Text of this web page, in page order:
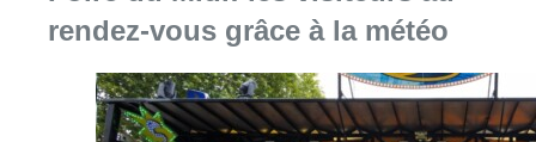
rendez-vous grâce à la météo